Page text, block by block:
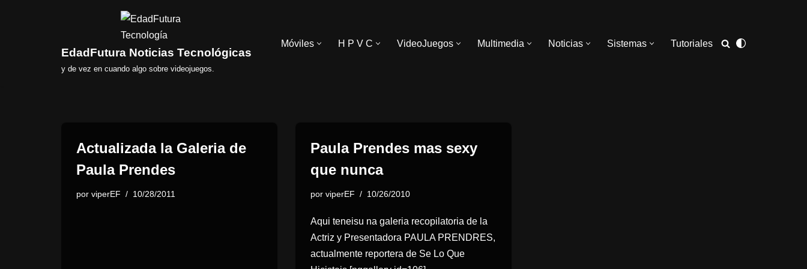
EdadFutura Noticias Tecnológicas
y de vez en cuando algo sobre videojuegos.
Móviles H P V C VideoJuegos Multimedia Noticias Sistemas Tutoriales
Actualizada la Galeria de
Paula Prendes
por viperEF 10/28/2011
Paula Prendes mas sexy
que nunca
por viperEF 10/26/2010
Aqui teneisu na galeria recopilatoria de la
Actriz y Presentadora PAULA PRENDRES,
actualmente reportera de Se Lo Que